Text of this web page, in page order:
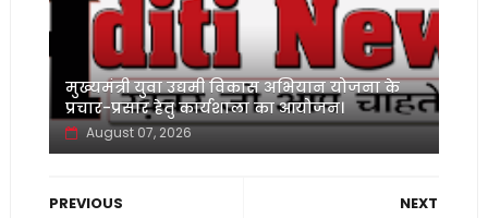
मुख्यमंत्री युवा उद्यमी विकास अभियान योजना के
प्रचार-प्रसार हेतु कार्यशाला का आयोजन।
August 07, 2026
NEXT
PREVIOUS